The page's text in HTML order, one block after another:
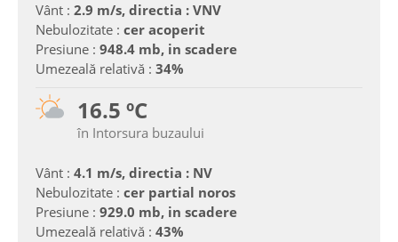
Vânt : 2.9 m/s, directia : VNV
Nebulozitate : cer acoperit
Presiune : 948.4 mb, in scadere
Umezeală relativă : 34%
16.5 ºC
în Intorsura buzaului
Vânt : 4.1 m/s, directia : NV
Nebulozitate : cer partial noros
Presiune : 929.0 mb, in scadere
Umezeală relativă : 43%